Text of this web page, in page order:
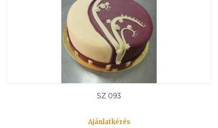
SZ 093
Ajánlatkérés